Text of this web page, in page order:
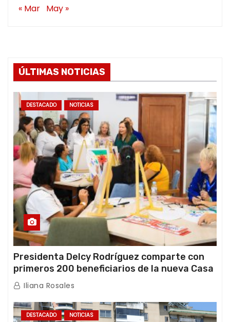
« Mar May »
ÚLTIMAS NOTICIAS
DESTACADO NOTICIAS
Presidenta Delcy Rodríguez comparte con
primeros 200 beneficiarios de la nueva Casa
de los Abuelos “La Primavera” en Caracas
Iliana Rosales
DESTACADO NOTICIAS